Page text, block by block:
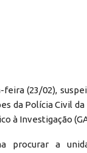
(23/02),
da Polícia Civil
à Investigação
procurar a